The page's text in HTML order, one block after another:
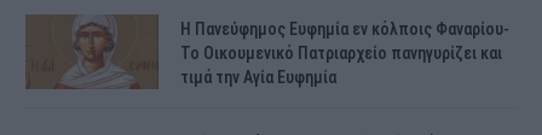
H Πανεύφημος Ευφημία εν κόλποις Φαναρίου-
Το Οικουμενικό Πατριαρχείο πανηγυρίζει και
τιμά την Αγία Ευφημία